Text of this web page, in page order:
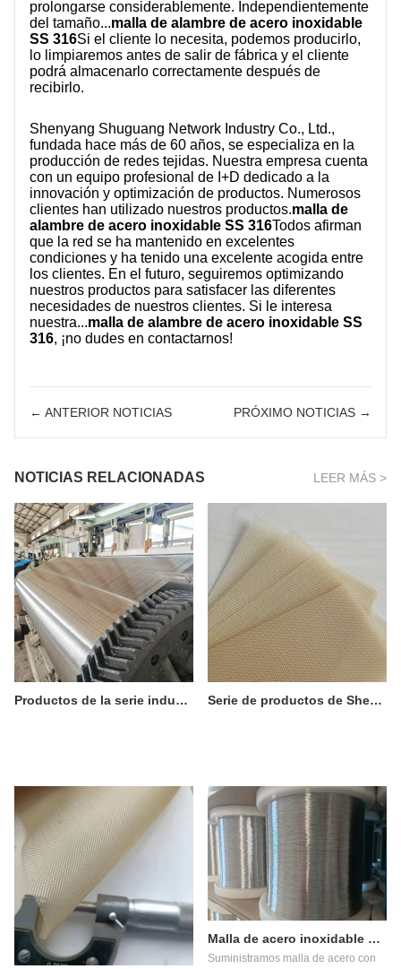
prolongarse considerablemente. Independientemente
del tamaño...malla de alambre de acero inoxidable
SS 316Si el cliente lo necesita, podemos producirlo,
lo limpiaremos antes de salir de fábrica y el cliente
podrá almacenarlo correctamente después de
recibirlo.
Shenyang Shuguang Network Industry Co., Ltd.,
fundada hace más de 60 años, se especializa en la
producción de redes tejidas. Nuestra empresa cuenta
con un equipo profesional de I+D dedicado a la
innovación y optimización de productos. Numerosos
clientes han utilizado nuestros productos.malla de
alambre de acero inoxidable SS 316Todos afirman
que la red se ha mantenido en excelentes
condiciones y ha tenido una excelente acogida entre
los clientes. En el futuro, seguiremos optimizando
nuestros productos para satisfacer las diferentes
necesidades de nuestros clientes. Si le interesa
nuestra...malla de alambre de acero inoxidable SS
316, ¡no dudes en contactarnos!
← ANTERIOR NOTICIAS PRÓXIMO NOTICIAS →
NOTICIAS RELACIONADAS LEER MÁS >
Productos de la serie industrial Shuguang Net - Malla trenzada de acero inoxidable Serie de productos de Shenyang Shuguang Netting Co., Ltd.: malla tejida de PPS
Malla de acero inoxidable para uso en entornos aislantes
Suministramos malla de acero con